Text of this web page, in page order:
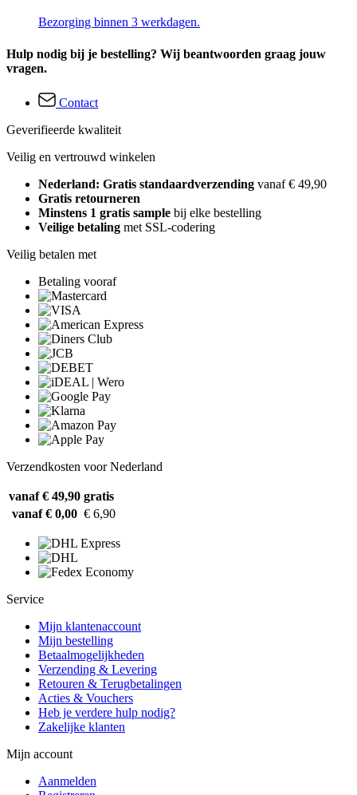
Bezorging binnen 3 werkdagen.
Hulp nodig bij je bestelling? Wij beantwoorden graag jouw
vragen.
Contact
Geverifieerde kwaliteit
Veilig en vertrouwd winkelen
Nederland: Gratis standaardverzending vanaf € 49,90
Gratis retourneren
Minstens 1 gratis sample bij elke bestelling
Veilige betaling met SSL-codering
Veilig betalen met
Betaling vooraf
Verzendkosten voor Nederland
vanaf € 49,90 gratis
vanaf € 0,00 € 6,90
Service
Mijn klantenaccount
Mijn bestelling
Betaalmogelijkheden
Verzending & Levering
Retouren & Terugbetalingen
Acties & Vouchers
Heb je verdere hulp nodig?
Zakelijke klanten
Mijn account
Aanmelden